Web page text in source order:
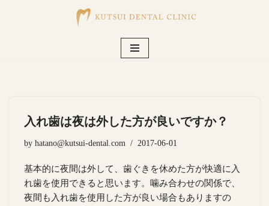
入れ歯は夜は外した方が良いですか？
by hatano@kutsui-dental.com 2017-06-01
基本的に夜間は外して、歯ぐきを休めた方が快適に入
れ歯を使用できると思います。噛み合わせの関係で、
夜間も入れ歯を使用した方が良い場合もありますの